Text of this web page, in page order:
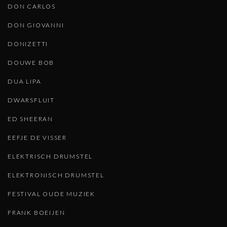
DON CARLOS
DON GIOVANNI
DONIZETTI
DOUWE BOB
DUA LIPA
DWARSFLUIT
ED SHEERAN
EEFJE DE VISSER
ELEKTRISCH DRUMSTEL
ELEKTRONISCH DRUMSTEL
FESTIVAL OUDE MUZIEK
FRANK BOEIJEN